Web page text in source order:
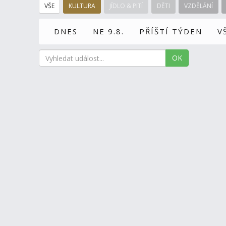
VŠE KULTURA JÍDLO & PITÍ DĚTI VZDĚLÁNÍ
DNES NE 9.8. PŘÍŠTÍ TÝDEN
OK